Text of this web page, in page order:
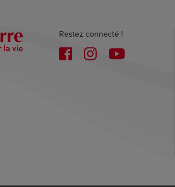
Restez connecté !